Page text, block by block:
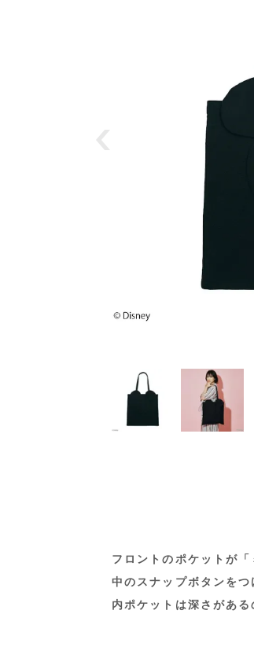
フロントのポケットが
中のスナップボタンを
内ポケットは深さがあ